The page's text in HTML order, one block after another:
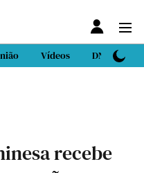
Vídeos DN Sport
recebe